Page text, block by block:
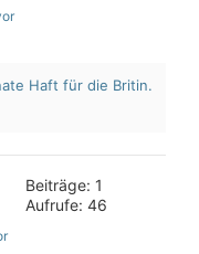
Haft für die Britin.
Beiträge: 1
Aufrufe: 46